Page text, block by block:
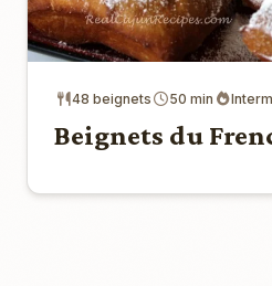
48 beignets 50 min
Beignets du